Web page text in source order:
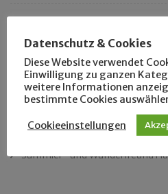
Rennfahrer in Schönefeld und
Zu Fuß durch Anger-Crottendorf
Sammler- und Wanderfreund
Datenschutz & Cookies
Diese Website verwendet
Einwilligung zu ganzen
weitere Informationen
bestimmte Cookies
Cookieeinstellungen